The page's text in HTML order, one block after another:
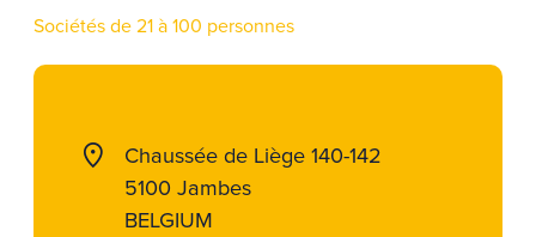
Sociétés de 21 à 100 personnes
Chaussée de Liège 140-142
5100 Jambes
BELGIUM